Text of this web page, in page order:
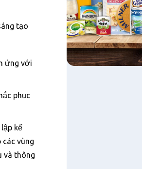
tạo
ứng với
phục
kế
vùng
và thông